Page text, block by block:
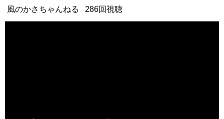
風のかさちゃんねる
286回視聴